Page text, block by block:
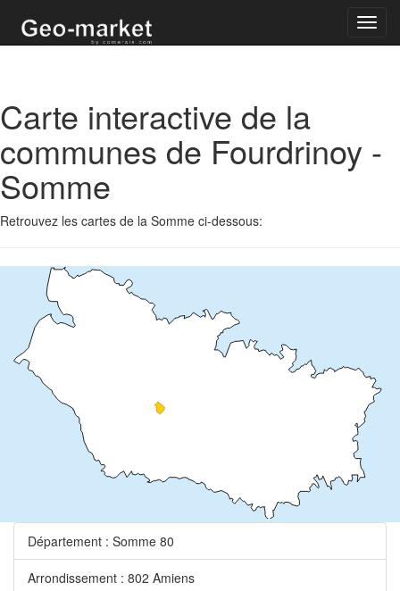
Carte interactive de la
communes de Fourdrinoy -
Somme
Retrouvez les cartes de la Somme ci-dessous:
Département : Somme 80
Arrondissement : 802 Amiens